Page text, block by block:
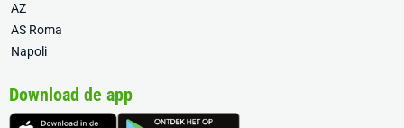
AZ
AS Roma
Napoli
Download de app